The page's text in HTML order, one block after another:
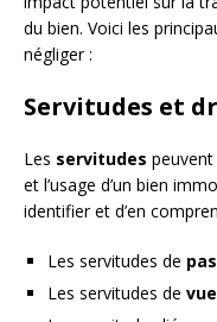
du bien. Voici les
négliger :
Servitudes et
Les servitudes
et l’usage d’un bien
identifier et d’en
Les servitudes de
Les servitudes de vue